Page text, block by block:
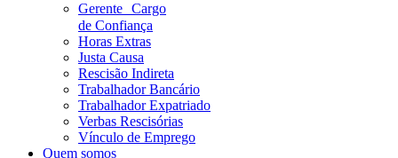
Gerente Cargo
de Confiança
Horas Extras
Justa Causa
Rescisão Indireta
Trabalhador Bancário
Trabalhador Expatriado
Verbas Rescisórias
Vínculo de Emprego
Quem somos